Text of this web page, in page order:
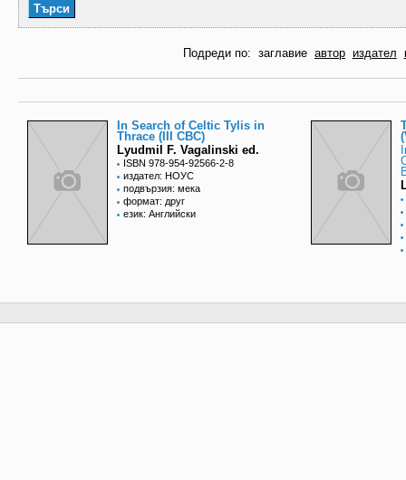
Подреди по: заглавие автор издател
In Search of Celtic Tylis in
Thrace (III CBC)
Lyudmil F. Vagalinski ed.
ISBN 978-954-92566-2-8
издател: НОУС
подвързия: мека
формат: друг
език: Английски